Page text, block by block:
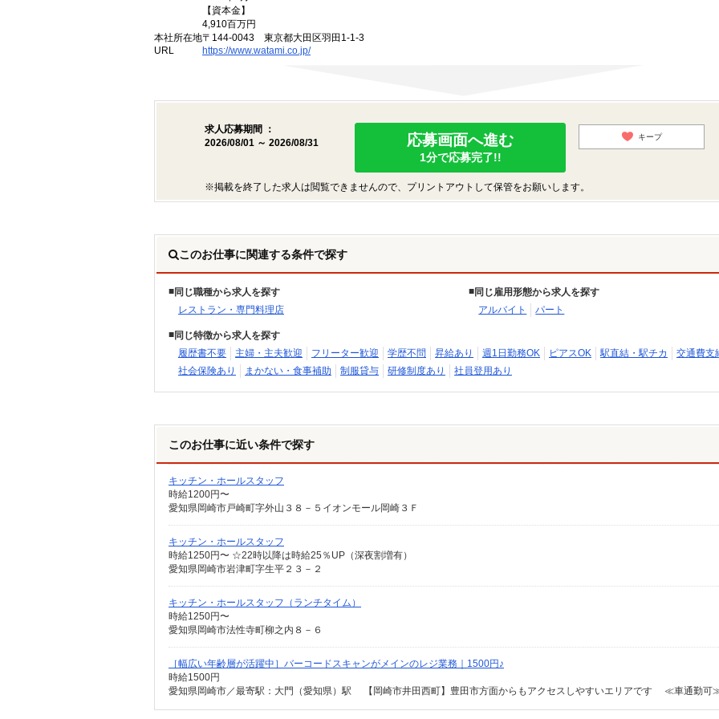
【資本金】
4,910百万円
本社所在地〒144-0043 東京都大田区羽田1-1-3
URL
https://www.watami.co.jp/
求人応募期間 ：
2026/08/01 ～ 2026/08/31
応募画面へ進む
1分で応募完了!!
キープ
※掲載を終了した求人は閲覧できませんので、プリントアウトして保管をお願いします。
このお仕事に関連する条件で探す
同じ職種から求人を探す
レストラン・専門料理店
同じ雇用形態から求人を探す
アルバイト
パート
同じ特徴から求人を探す
履歴書不要
主婦・主夫歓迎 フリーター歓迎 学歴不問 昇給あり 週1日勤務OK ピアスOK 駅直結・駅チカ
交通費支
社会保険あり
まかない・食事補助 制服貸与 研修制度あり 社員登用あり
このお仕事に近い条件で探す
キッチン・ホールスタッフ
時給1200円〜
愛知県岡崎市戸崎町字外山３８－５イオンモール岡崎３Ｆ
キッチン・ホールスタッフ
時給1250円〜 ☆22時以降は時給25％UP（深夜割増有）
愛知県岡崎市岩津町字生平２３－２
キッチン・ホールスタッフ（ランチタイム）
時給1250円〜
愛知県岡崎市法性寺町柳之内８－６
［幅広い年齢層が活躍中］バーコードスキャンがメインのレジ業務｜1500円♪
時給1500円